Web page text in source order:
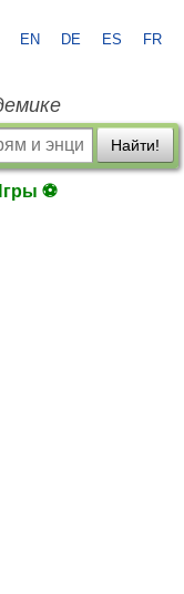
EN DE ES FR
Найти!
⚽